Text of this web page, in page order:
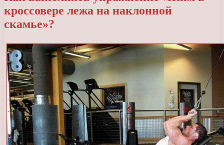
кроссовере лежа на наклонной
скамье»?